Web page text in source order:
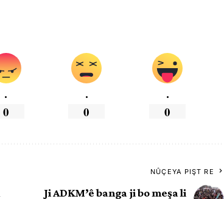
.
0
.
0
.
0
NÛÇEYA PIŞT RE
Ji ADKM’ê banga ji bo meşa li